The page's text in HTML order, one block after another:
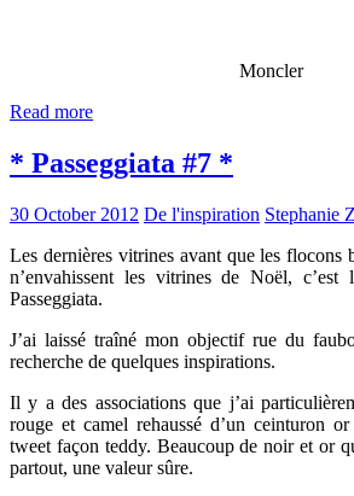
Moncler
Read more
* Passeggiata #7 *
30 October 2012 De l'inspiration Stephanie
Les dernières vitrines avant que les flocons
n’envahissent les vitrines de Noël, c’est
Passeggiata.
J’ai laissé traîné mon objectif rue du
recherche de quelques inspirations.
Il y a des associations que j’ai
rouge et camel rehaussé d’un ceinturon
tweet façon teddy. Beaucoup de noir et or
partout, une valeur sûre.